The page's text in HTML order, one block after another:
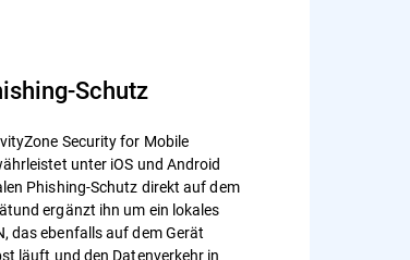
Schutz
Security for Mobile
unter iOS und Android
Phishing-Schutz direkt auf dem
ergänzt ihn um ein lokales
das ebenfalls auf dem Gerät
läuft und den Datenverkehr in